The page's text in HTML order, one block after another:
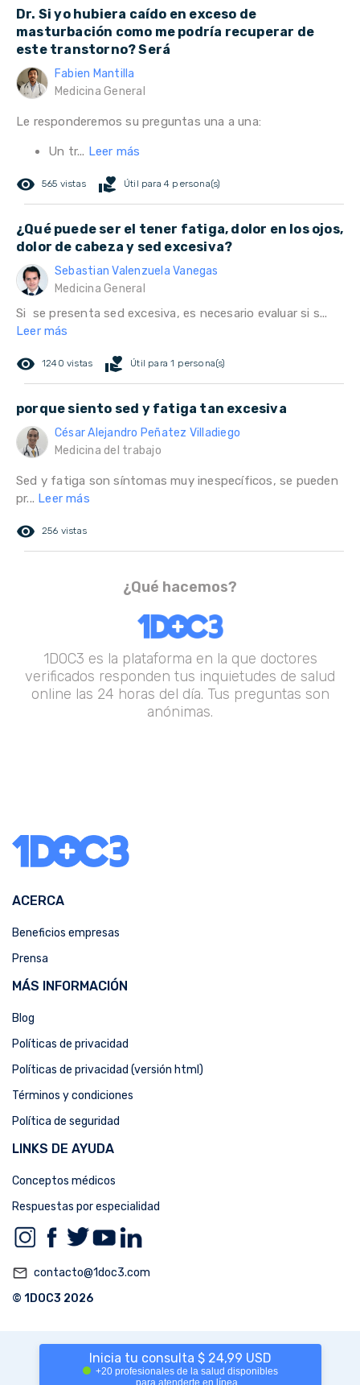
Dr. Si yo hubiera caído en exceso de
masturbación como me podría recuperar de
este transtorno? Será
Fabien Mantilla
Medicina General
Le responderemos su preguntas una a una:
Un tr... Leer más
remove_red_eye 565 vistas volunteer_activism Útil para 4 persona(s)
¿Qué puede ser el tener fatiga, dolor en los ojos,
dolor de cabeza y sed excesiva?
Sebastian Valenzuela Vanegas
Medicina General
Si se presenta sed excesiva, es necesario evaluar si s...
Leer más
remove_red_eye 1240 vistas volunteer_activism Útil para 1 persona(s)
porque siento sed y fatiga tan excesiva
César Alejandro Peñatez Villadiego
Medicina del trabajo
Sed y fatiga son síntomas muy inespecíficos, se pueden
pr... Leer más
remove_red_eye 256 vistas
¿Qué hacemos?
1DOC3 es la plataforma en la que doctores
verificados responden tus inquietudes de salud
online las 24 horas del día. Tus preguntas son
anónimas.
Inicia tu consulta $ 24,99 USD
+20 profesionales de la salud disponibles
para atenderte en línea
ACERCA
Beneficios empresas
Prensa
MÁS INFORMACIÓN
Blog
Políticas de privacidad
Políticas de privacidad (versión html)
Términos y condiciones
Política de seguridad
LINKS DE AYUDA
Conceptos médicos
Respuestas por especialidad
mail_outline contacto@1doc3.com
© 1DOC3 2026